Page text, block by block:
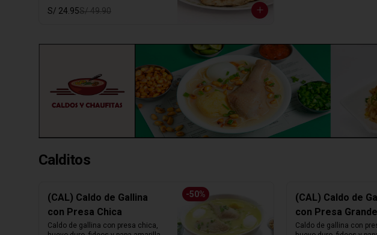
S/ 24.95S/ 49.90
Calditos
-50%
(CAL) Caldo de Gallina
con Presa Chica
Caldo de gallina con presa chica,
(CAL) Caldo de
con Presa Grande
Caldo de gallina con